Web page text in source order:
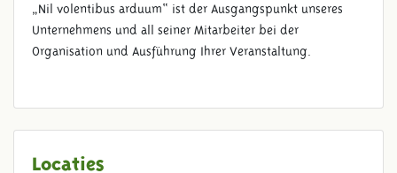
„Nil volentibus arduum“ ist der Ausgangspunkt unseres
Unternehmens und all seiner Mitarbeiter bei der
Organisation und Ausführung Ihrer Veranstaltung.
Locaties